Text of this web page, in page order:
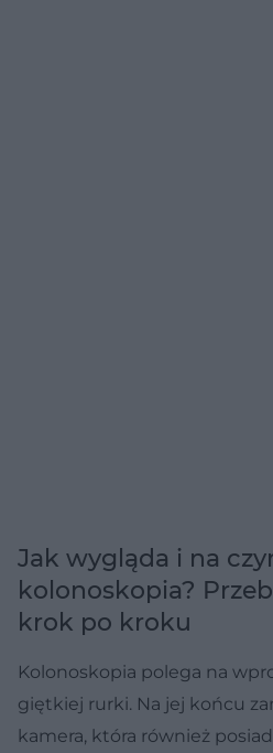
Jak wygląda i na
kolonoskopia?
krok po kroku
Kolonoskopia polega na
giętkiej rurki. Na jej końcu
kamera, która również